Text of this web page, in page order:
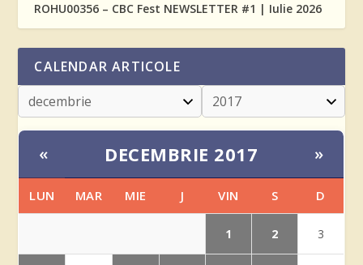
ROHU00356 – CBC Fest NEWSLETTER #1 | Iulie 2026
CALENDAR ARTICOLE
« DECEMBRIE 2017 »
LUN MAR MIE J VIN S D
1 2 3